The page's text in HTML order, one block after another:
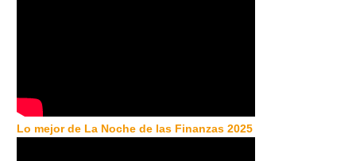
Lo mejor de La Noche de las Finanzas 2025